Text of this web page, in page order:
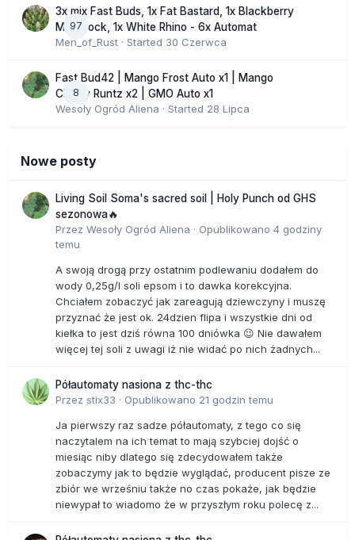
97
3x mix Fast Buds, 1x Fat Bastard, 1x Blackberry
Moonrock, 1x White Rhino - 6x Automat
Men_of_Rust · Started 30 Czerwca
8
Fast Bud42 | Mango Frost Auto x1 | Mango
Cherry Runtz x2 | GMO Auto x1
Wesoły Ogród Aliena · Started 28 Lipca
Nowe posty
Living Soil Soma's sacred soil | Holy Punch od GHS
sezonowa🔥
Przez Wesoły Ogród Aliena · Opublikowano 4 godziny
temu
A swoją drogą przy ostatnim podlewaniu dodałem do
wody 0,25g/l soli epsom i to dawka korekcyjna.
Chciałem zobaczyć jak zareagują dziewczyny i muszę
przyznać że jest ok. 24dzien flipa i wszystkie dni od
kiełka to jest dziś równa 100 dniówka 😉 Nie dawałem
więcej tej soli z uwagi iż nie widać po nich żadnych...
Półautomaty nasiona z thc-thc
Przez stix33 · Opublikowano 21 godzin temu
Ja pierwszy raz sadze półautomaty, z tego co się
naczytalem na ich temat to mają szybciej dojść o
miesiąc niby dlatego się zdecydowałem także
zobaczymy jak to będzie wyglądać, producent pisze ze
zbiór we wrześniu także no czas pokaże, jak będzie
niewypał to wiadomo że w przyszłym roku polecę z...